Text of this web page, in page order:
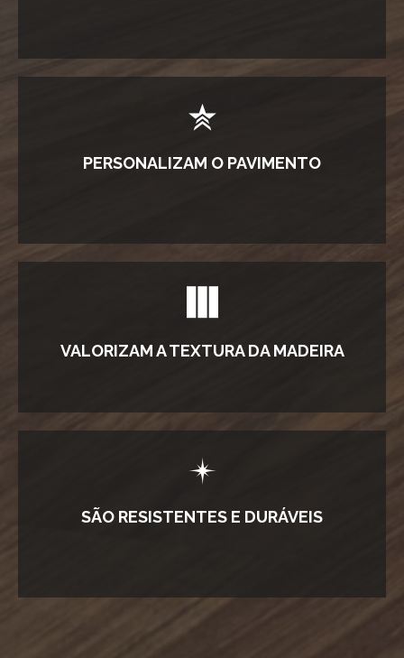
PERSONALIZAM O PAVIMENTO
VALORIZAM A TEXTURA DA MADEIRA
SÃO RESISTENTES E DURÁVEIS